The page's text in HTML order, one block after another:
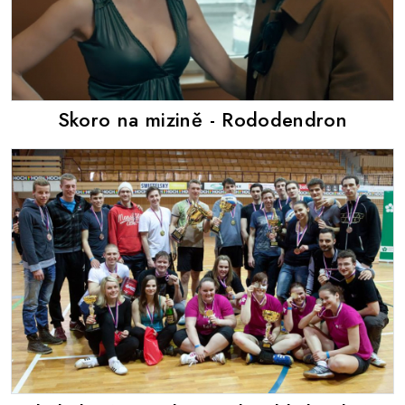
Skoro na mizině - Rododendron